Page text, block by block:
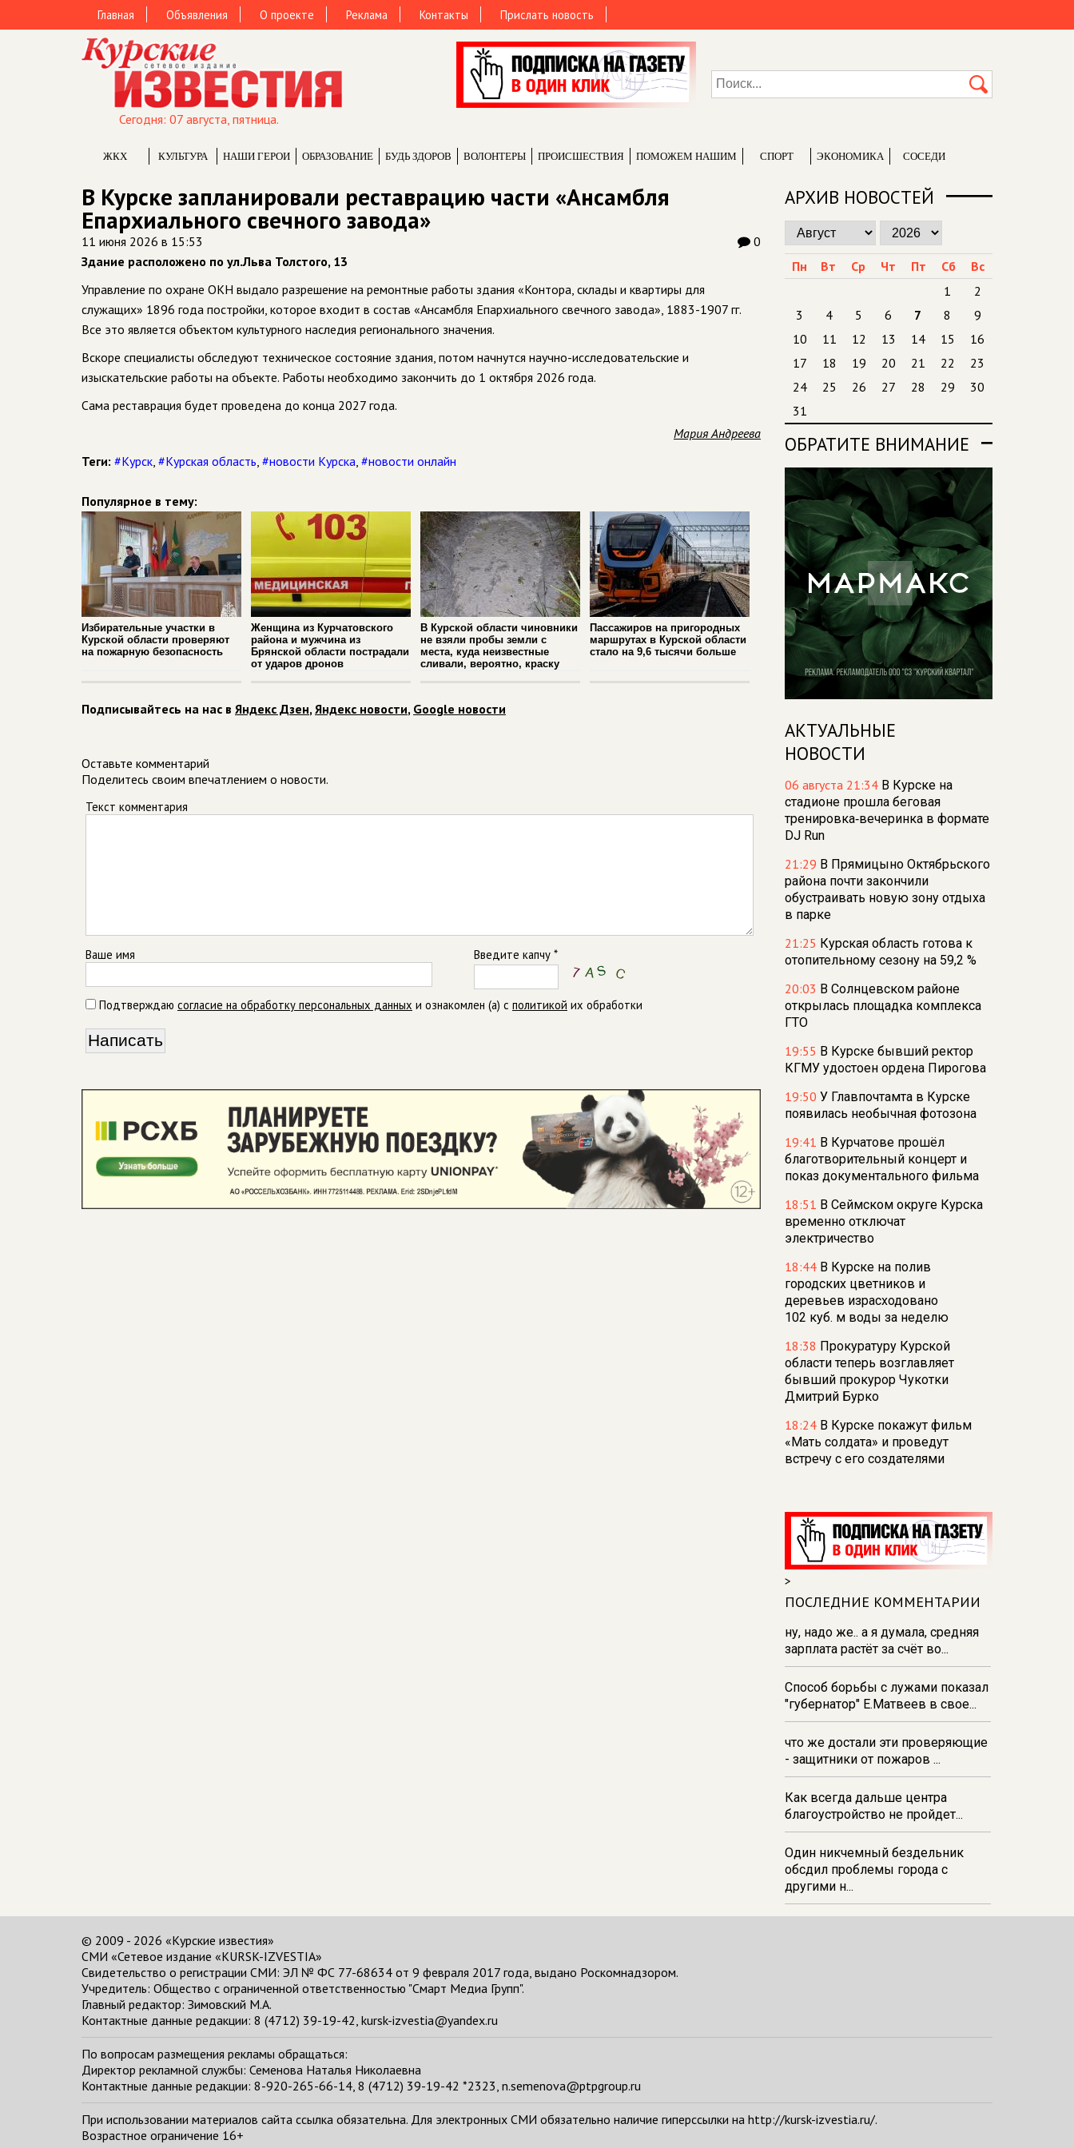
Главная Объявления О проекте Реклама Контакты Прислать новость
Сегодня: 07 августа, пятница.
ЖКХ КУЛЬТУРА НАШИ ГЕРОИ ОБРАЗОВАНИЕ БУДЬ ЗДОРОВ ВОЛОНТЕРЫ ПРОИCШЕСТВИЯ ПОМОЖЕМ НАШИМ СПОРТ ЭКОНОМИКА СОСЕДИ
В Курске запланировали реставрацию части «Ансамбля
Епархиального свечного завода»
11 июня 2026 в 15:53
0
Здание расположено по ул.Льва Толстого, 13
Управление по охране ОКН выдало разрешение на ремонтные работы здания «Контора, склады и квартиры для
служащих» 1896 года постройки, которое входит в состав «Ансамбля Епархиального свечного завода», 1883-1907 гг.
Все это является объектом культурного наследия регионального значения.
Вскоре специалисты обследуют техническое состояние здания, потом начнутся научно-исследовательские и
изыскательские работы на объекте. Работы необходимо закончить до 1 октября 2026 года.
Сама реставрация будет проведена до конца 2027 года.
Мария Андреева
Теги: #Курск, #Курская область, #новости Курска, #новости онлайн
Популярное в тему:
Избирательные участки в
Курской области проверяют
на пожарную безопасность
Женщина из Курчатовского
района и мужчина из
Брянской области пострадали
от ударов дронов
В Курской области чиновники
не взяли пробы земли с
места, куда неизвестные
сливали, вероятно, краску
Пассажиров на пригородных
маршрутах в Курской области
стало на 9,6 тысячи больше
Подписывайтесь на нас в Яндекс Дзен,Яндекс новости, Google новости
Оставьте комментарий
Поделитесь своим впечатлением о новости.
Текст комментария
Ваше имя Введите капчу *
Подтверждаю согласие на обработку персональных данных и ознакомлен (а) с политикой их обработки
АРХИВ НОВОСТЕЙ
Пн Вт Ср Чт Пт Сб
Вс
1
2
3
4 5 6 7 8
9
10
11 12 13 14 15
16
17
18 19 20 21 22
23
24
25 26 27 28 29
30
31
ОБРАТИТЕ ВНИМАНИЕ
АКТУАЛЬНЫЕ
НОВОСТИ
06 августа 21:34 В Курске на
стадионе прошла беговая
тренировка‑вечеринка в формате
DJ Run
21:29 В Прямицыно Октябрьского
района почти закончили
обустраивать новую зону отдыха
в парке
21:25 Курская область готова к
отопительному сезону на 59,2 %
20:03 В Солнцевском районе
открылась площадка комплекса
ГТО
19:55 В Курске бывший ректор
КГМУ удостоен ордена Пирогова
19:50 У Главпочтамта в Курске
появилась необычная фотозона
19:41 В Курчатове прошёл
благотворительный концерт и
показ документального фильма
18:51 В Сеймском округе Курска
временно отключат
электричество
18:44 В Курске на полив
городских цветников и
деревьев израсходовано
102 куб. м воды за неделю
18:38 Прокуратуру Курской
области теперь возглавляет
бывший прокурор Чукотки
Дмитрий Бурко
18:24 В Курске покажут фильм
«Мать солдата» и проведут
встречу с его создателями
из‑за проблем с водоснабжением
17:23
В Курске установили две
камеры ПДД на превышение
скорости
16:55В Курске жителя
Тюменской области осудили за
незаконную перевозку
взрывчатки
16:47В Курске капремонт дорог
выполнен на 54%
>
ПОСЛЕДНИЕ КОММЕНТАРИИ
ну, надо же.. а я думала, средняя
зарплата растёт за счёт во...
Способ борьбы с лужами показал
"губернатор" Е.Матвеев в свое...
что же достали эти проверяющие
- защитники от пожаров ...
Как всегда дальше центра
благоустройство не пройдет...
Один никчемный бездельник
обсдил проблемы города с
другими н...
© 2009 - 2026 «Курские известия»
СМИ «Сетевое издание «KURSK-IZVESTIA»
Свидетельство о регистрации СМИ: ЭЛ № ФС 77-68634 от 9 февраля 2017 года, выдано Роскомнадзором.
Учредитель: Общество с ограниченной ответственностью "Смарт Медиа Групп".
Главный редактор: Зимовский М.А.
Контактные данные редакции: 8 (4712) 39-19-42, kursk-izvestia@yandex.ru
По вопросам размещения рекламы обращаться:
Директор рекламной службы: Семенова Наталья Николаевна
Контактные данные редакции: 8-920-265-66-14, 8 (4712) 39-19-42 *2323, n.semenova@ptpgroup.ru
При использовании материалов сайта ссылка обязательна. Для электронных СМИ обязательно наличие гиперссылки на http://kursk-izvestia.ru/.
Возрастное ограничение 16+